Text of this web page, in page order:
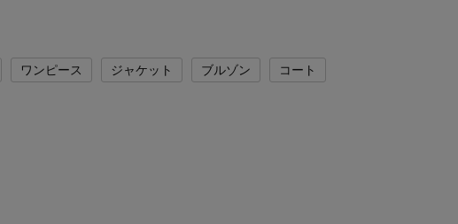
ワンピース ジャケット ブルゾン
コート